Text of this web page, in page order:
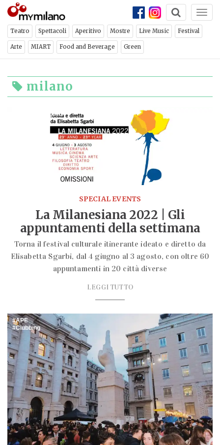
Teatro Spettacoli Aperitivo Mostre Live Music Festival
Arte MIART Food and Beverage Green
milano
Elisabetta Sgarbi
SPECIAL EVENTS
La Milanesiana 2022 | Gli
appuntamenti della settimana
Torna il festival culturale itinerante ideato e diretto da
Elisabetta Sgarbi, dal 4 giugno al 3 agosto, con oltre 60
appuntamenti in 20 città diverse
LEGGI TUTTO
APE
Clubbing